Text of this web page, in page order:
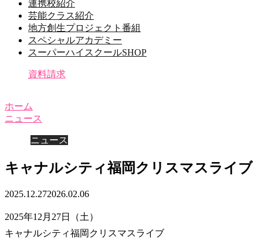
連携校紹介
芸能クラス紹介
地方創生プロジェクト番組
スペシャルアカデミー
スーパーハイスクールSHOP
資料請求
ホーム
ニュース
ニュース
キャナルシティ福岡クリスマスライブ
2025.12.272026.02.06
2025年12月27日（土）
キャナルシティ福岡クリスマスライブ